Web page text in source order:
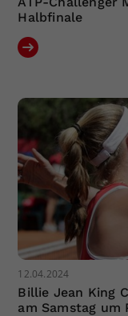
Halbfinale
12.04.2024
Billie Jean King
am Samstag um